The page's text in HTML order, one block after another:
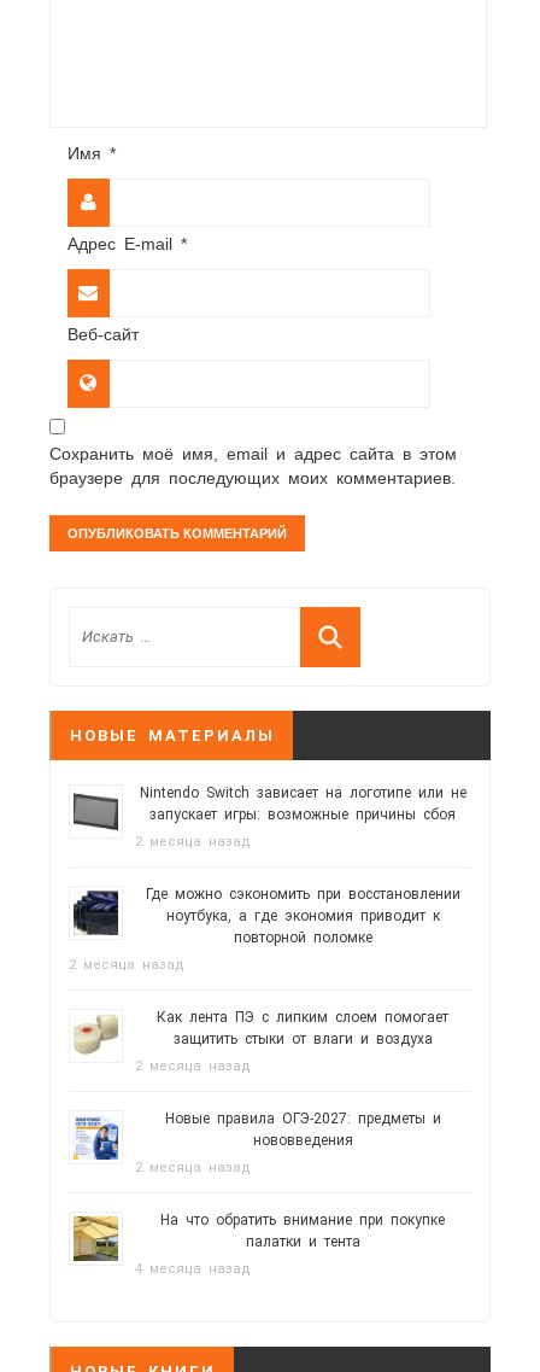
Имя *
Адрес E-mail *
Веб-сайт
Сохранить моё имя, email и адрес сайта в этом
браузере для последующих моих комментариев.
НОВЫЕ МАТЕРИАЛЫ
Nintendo Switch зависает на логотипе или не
запускает игры: возможные причины сбоя
2 месяца назад
Где можно сэкономить при восстановлении
ноутбука, а где экономия приводит к
повторной поломке
2 месяца назад
Как лента ПЭ с липким слоем помогает
защитить стыки от влаги и воздуха
2 месяца назад
Новые правила ОГЭ-2027: предметы и
нововведения
2 месяца назад
На что обратить внимание при покупке
палатки и тента
4 месяца назад